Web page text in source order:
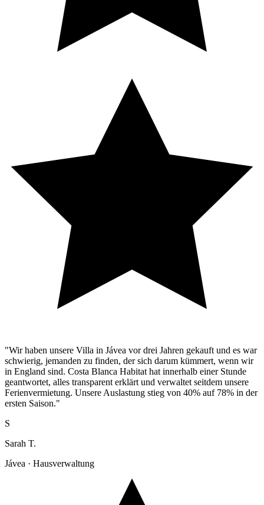
"Wir haben unsere Villa in Jávea vor drei Jahren gekauft und es war
schwierig, jemanden zu finden, der sich darum kümmert, wenn wir
in England sind. Costa Blanca Habitat hat innerhalb einer Stunde
geantwortet, alles transparent erklärt und verwaltet seitdem unsere
Ferienvermietung. Unsere Auslastung stieg von 40% auf 78% in der
ersten Saison."
S
Sarah T.
Jávea · Hausverwaltung